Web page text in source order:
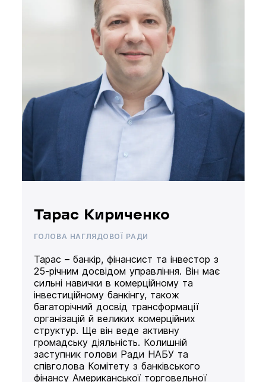
Тарас Кириченко
ГОЛОВА НАГЛЯДОВОЇ РАДИ
Тарас – банкір, фінансист та інвестор з
25-річним досвідом управління. Він має
сильні навички в комерційному та
інвестиційному банкінгу, також
багаторічний досвід трансформації
організацій й великих комерційних
структур. Ще він веде активну
громадську діяльність. Колишній
заступник голови Ради НАБУ та
співголова Комітету з банківського
фінансу Американської торговельної